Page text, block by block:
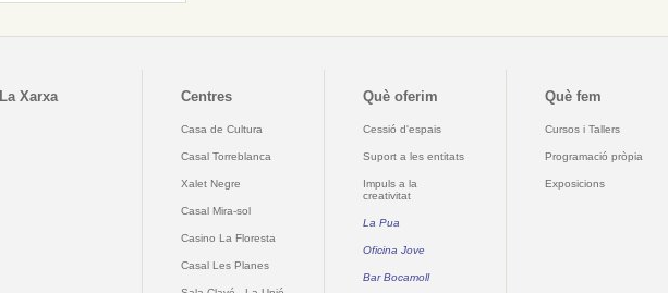
La Xarxa Centres
Casa de Cultura
Casal Torreblanca
Xalet Negre
Casal Mira-sol
Casino La Floresta
Casal Les Planes
Què oferim
Cessió d'espais
Suport a les entitats
Impuls a la
creativitat
La Pua
Oficina Jove
Bar Bocamoll
Què fem
Cursos i Tallers
Programació pròpia
Exposicions